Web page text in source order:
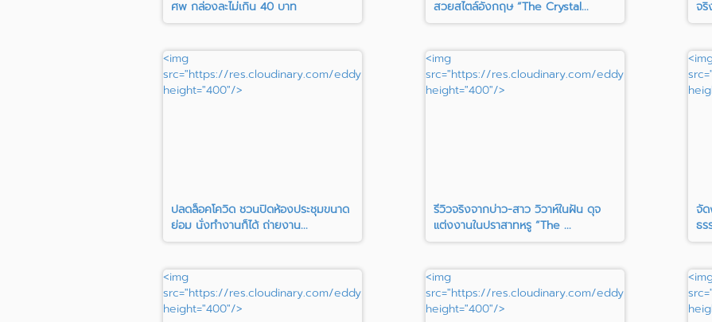
ศพ กล่องละไม่เกิน 40 บาท
สวยสไตล์อังกฤษ “The Crystal...
จริ
<img
src="https://res.cloudinary.com/eddypisit/image/upload/c_fill,h_400/omfenrvabsgzp5jiicui"
height="400"/>
ปลดล็อคโควิด ชวนปิดห้องประชุมขนาด
ย่อม นั่งทำงานก็ได้ ถ่ายงาน...
<img
src="https://res.cloudinary.com/eddypisit/image/
height="400"/>
รีวิวจริงจากบ่าว-สาว วิวาห์ในฝัน ดุจ
แต่งงานในปราสาทหรู “The ...
จัด
ธร
<img
src="https://res.cloudinary.com/eddypisit/image/upload/c_fill,h_400/q6rfimyehiaucfhb8mja"
height="400"/>
<img
src="https://res.cloudinary.com/eddypisit/image/
height="400"/>